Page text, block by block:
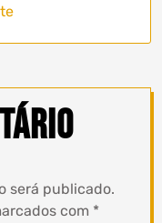
será publicado.
com *